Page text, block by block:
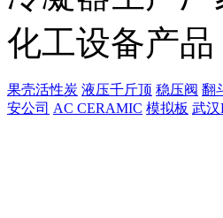
化工设备产品
果壳活性炭 液压千斤顶 稳压阀 翻
安公司 AC CERAMIC 模拟板 武